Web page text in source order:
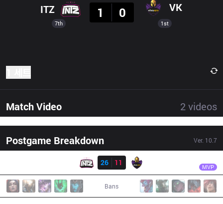
7th
ITZ
1
0 VK
1st
Match Video 2 videos
Postgame Breakdown Ver. 10.7
26
11 MVP
Bans